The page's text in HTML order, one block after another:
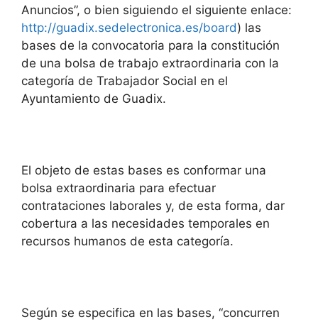
Anuncios”, o bien siguiendo el siguiente enlace:
http://guadix.sedelectronica.es/board) las
bases de la convocatoria para la constitución
de una bolsa de trabajo extraordinaria con la
categoría de Trabajador Social en el
Ayuntamiento de Guadix.
El objeto de estas bases es conformar una
bolsa extraordinaria para efectuar
contrataciones laborales y, de esta forma, dar
cobertura a las necesidades temporales en
recursos humanos de esta categoría.
Según se especifica en las bases, “concurren